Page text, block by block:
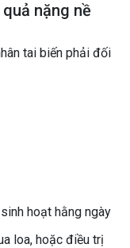
nặng nề
tai biến phải đối
hoạt hằng ngày
loa, hoặc điều trị